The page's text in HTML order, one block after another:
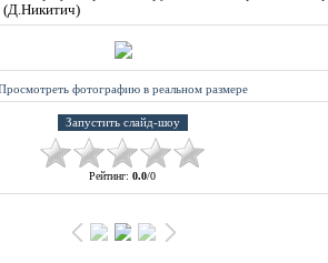
(Д.Никитич)
фотографию в реальном размере
Рейтинг: 0.0/0